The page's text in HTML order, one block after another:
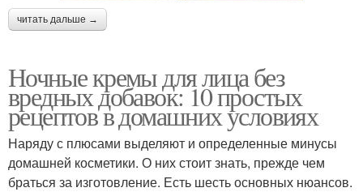
читать дальше →
Ночные кремы для лица без
вредных добавок: 10 простых
рецептов в домашних условиях
Наряду с плюсами выделяют и определенные минусы
домашней косметики. О них стоит знать, прежде чем
браться за изготовление. Есть шесть основных нюансов.